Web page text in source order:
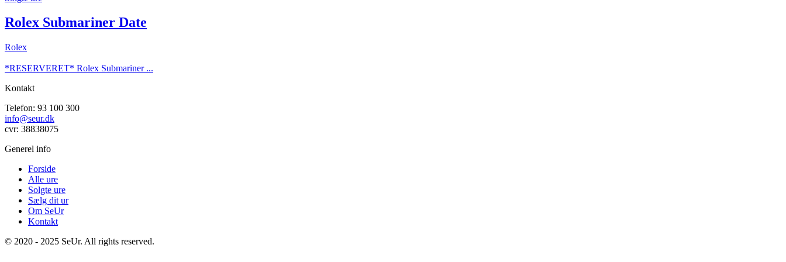
Rolex Submariner Date
Rolex
*RESERVERET* Rolex Submariner ...
Kontakt
Telefon: 93 100 300
info@seur.dk
cvr: 38838075
Generel info
Forside
Alle ure
Solgte ure
Sælg dit ur
Om SeUr
Kontakt
© 2020 - 2025 SeUr. All rights reserved.